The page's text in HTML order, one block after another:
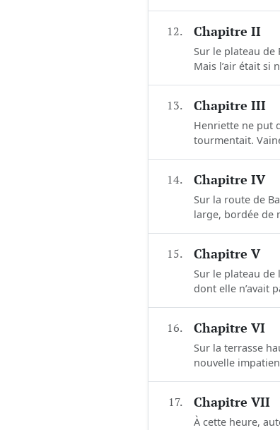
12. Chapitre II
Sur le plateau
Mais l’air était si
13. Chapitre III
Henriette ne put
tourmentait.
14. Chapitre IV
Sur la route de
large, bordée de
15. Chapitre V
Sur le plateau de
dont elle n’avait
16. Chapitre VI
Sur la terrasse
nouvelle
17. Chapitre VII
À cette heure,